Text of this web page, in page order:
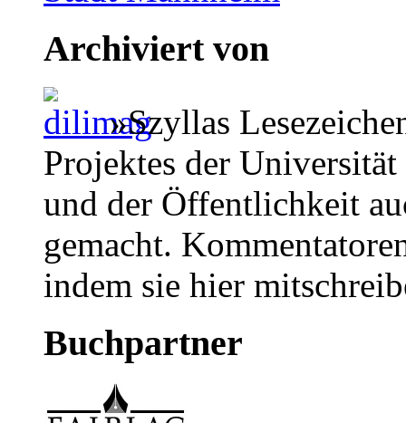
Archiviert von
»Szyllas
Projektes der
und der Öffentlichkeit
gemacht.
indem sie hier
Buchpartner